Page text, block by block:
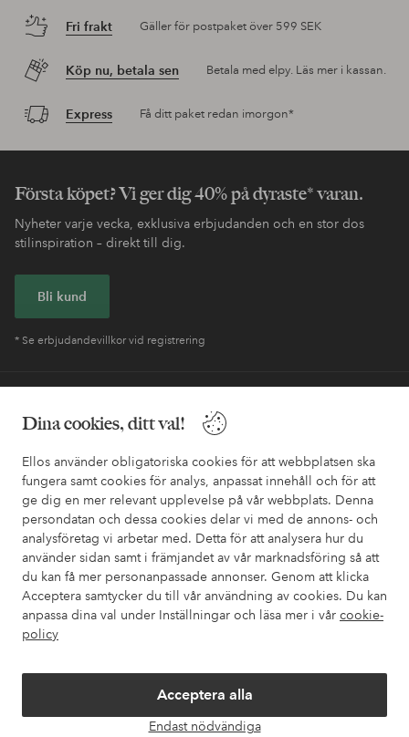
Dina cookies, ditt val!
Ellos använder obligatoriska cookies för att webbplatsen ska
fungera samt cookies för analys, anpassat innehåll och för att
ge dig en mer relevant upplevelse på vår webbplats. Denna
persondatan och dessa cookies delar vi med de annons- och
analysföretag vi arbetar med. Detta för att analysera hur du
använder sidan samt i främjandet av vår marknadsföring så att
du kan få mer personanpassade annonser. Genom att klicka
Acceptera samtycker du till vår användning av cookies. Du kan
anpassa dina val under Inställningar och läsa mer i vår cookie-
policy
Acceptera alla
Endast nödvändiga
Fri frakt Gäller för postpaket över 599 SEK
Köp nu, betala sen Betala med elpy. Läs mer i kassan.
Express Få ditt paket redan imorgon*
Första köpet? Vi ger dig 40% på dyraste* varan.
Nyheter varje vecka, exklusiva erbjudanden och en stor dos
stilinspiration – direkt till dig.
Bli kund
* Se erbjudandevillkor vid registrering
I vår FAQ hittar du svaren på de vanligaste frågorna. Här finns
också information om hur du enklast kontaktar oss.
Kundservice Beställning Betalsätt
Mina sidor
Om Ellos